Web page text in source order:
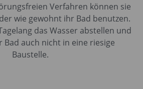
Verfahren können sie
wie gewohnt ihr Bad benutzen.
das Wasser abstellen und
Bad auch nicht in eine riesige
Baustelle.